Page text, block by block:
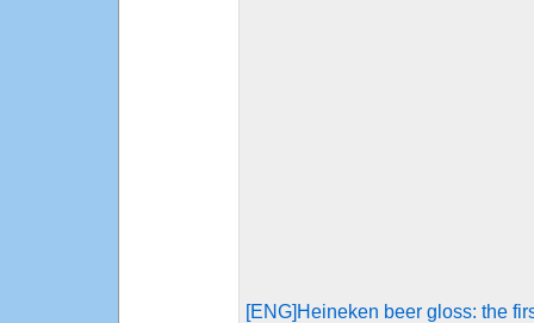
[ENG]Heineken beer gloss: the